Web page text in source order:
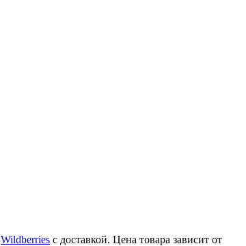
Wildberries с доставкой. Цена товара зависит от